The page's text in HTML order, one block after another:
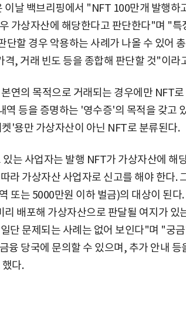
이날 백브리핑에서 "NFT 100만개 발행하
가상자산에 해당한다고 판단한다"며 "특
단할 경우 악용하는 사례가 나올 수 있어
, 거래 빈도 등을 종합해 판단할 것"이라
연의 목적으로 거래되는 경우에만 NFT
역 등을 증명하는 '영수증'의 목적을 갖고
'용만 가상자산이 아닌 NFT로 분류된다.
는 사업자는 발행 NFT가 가상자산에 해
라 가상자산 사업자로 신고를 해야 한다.
또는 5000만원 이하 벌금)의 대상이 된다
배포해 가상자산으로 판달될 여지가 있
단 문제되는 사례는 없어 보인다"며 "궁
융 당국에 문의할 수 있으며, 추가 안내 등
다.